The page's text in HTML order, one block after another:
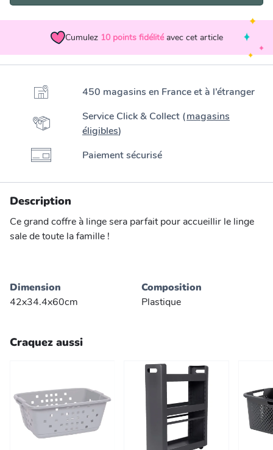
Cumulez 10 points fidélité avec cet article
450 magasins en France et à l’étranger
Service Click & Collect (magasins
éligibles)
Paiement sécurisé
Description
Ce grand coffre à linge sera parfait pour accueillir le linge
sale de toute la famille !
Dimension
42x34.4x60cm
Composition
Plastique
Craquez aussi